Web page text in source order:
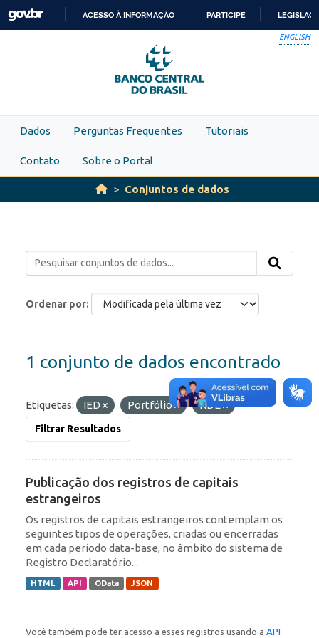
Skip to main content
PARA
O
CONTEÚDO
ACESSO À INFORMAÇÃO PARTICIPE
ENGLISH
Dados Perguntas Frequentes Tutoriais
Contato Sobre o Portal
Conjuntos de dados
Ordenar por
1 conjunto de dados encontrado
Etiquetas: IED Portfólio RDE
Filtrar Resultados
Publicação dos registros de capitais
estrangeiros
Os registros de capitais estrangeiros contemplam os
seguintes tipos de operações, criadas ou encerradas
em cada período data-base, no âmbito do sistema de
Registro Declaratório...
HTML API OData JSON
Você também pode ter acesso a esses registros usando a API